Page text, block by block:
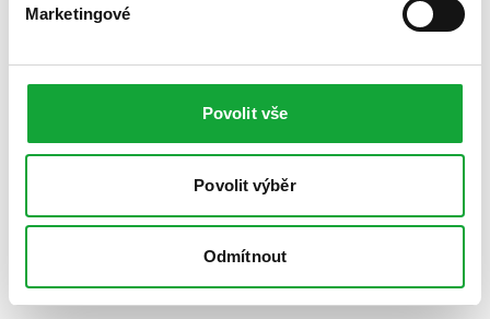
Marketingové
Povolit vše
Povolit výběr
Odmítnout